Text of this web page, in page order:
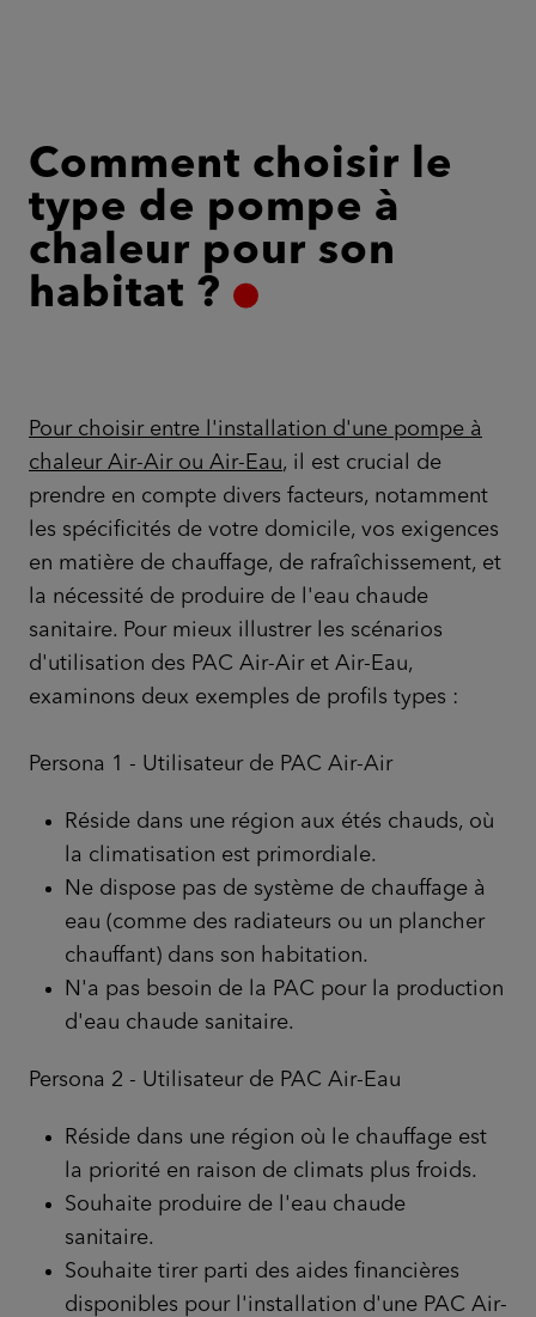
Comment choisir le
type de pompe à
chaleur pour son
habitat ?
Pour choisir entre l'installation d'une pompe à
chaleur Air-Air ou Air-Eau, il est crucial de
prendre en compte divers facteurs, notamment
les spécificités de votre domicile, vos exigences
en matière de chauffage, de rafraîchissement, et
la nécessité de produire de l'eau chaude
sanitaire. Pour mieux illustrer les scénarios
d'utilisation des PAC Air-Air et Air-Eau,
examinons deux exemples de profils types :
Persona 1 - Utilisateur de PAC Air-Air
Réside dans une région aux étés chauds, où
la climatisation est primordiale.
Ne dispose pas de système de chauffage à
eau (comme des radiateurs ou un plancher
chauffant) dans son habitation.
N'a pas besoin de la PAC pour la production
d'eau chaude sanitaire.
Persona 2 - Utilisateur de PAC Air-Eau
Réside dans une région où le chauffage est
la priorité en raison de climats plus froids.
Souhaite produire de l'eau chaude
sanitaire.
Souhaite tirer parti des aides financières
disponibles pour l'installation d'une PAC Air-